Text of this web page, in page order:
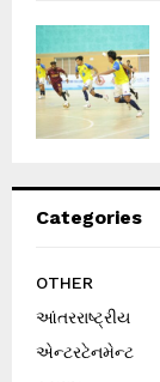
Categories
OTHER
આંતરરાષ્ટ્રીય
એન્ટરટેનમેન્ટ